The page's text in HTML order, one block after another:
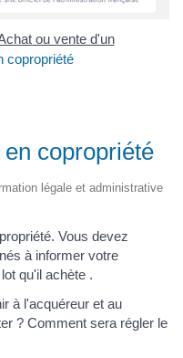
ou vente d'un
copropriété
copropriété
légale et administrative
Vous devez
à informer votre
qu'il achète .
à l'acquéreur et au
? Comment sera régler le